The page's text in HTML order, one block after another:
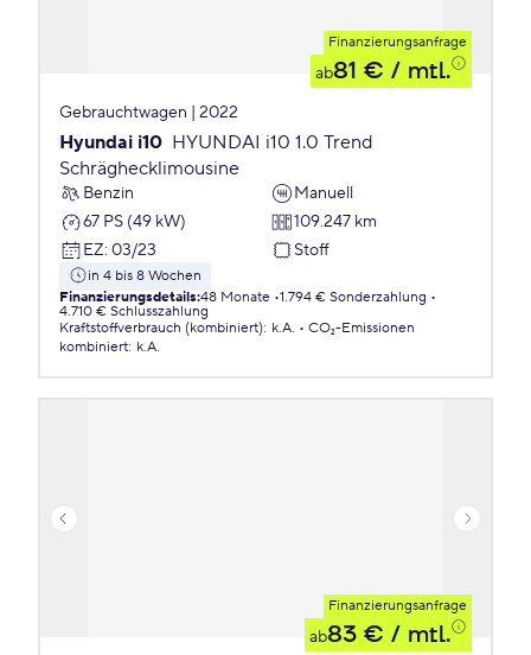
Finanzierungsanfrage
ab81 € / mtl.
Gebrauchtwagen | 2022
Hyundai i10 HYUNDAI i10 1.0 Trend
Schräghecklimousine
Benzin
Manuell
67 PS (49 kW)
109.247 km
EZ: 03/23 Stoff
in 4 bis 8 Wochen
Finanzierungsdetails:48 Monate 1.794 € Sonderzahlung
4.710 € Schlusszahlung
Kraftstoffverbrauch (kombiniert): k.A.
CO₂-Emissionen
kombiniert: k.A.
Finanzierungsanfrage
ab83 € / mtl.